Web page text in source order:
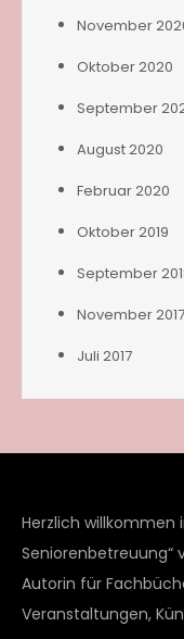
November
Oktober 2020
September
August 2020
Februar 2020
Oktober 2019
September
November 2017
Juli 2017
Herzlich willkommen
Seniorenbetreuung“
Autorin für
Veranstaltungen,